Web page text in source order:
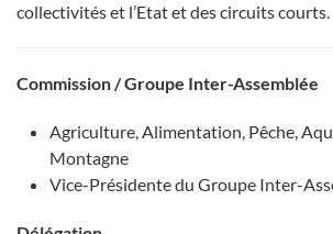
collectivités et l’Etat et des circuits courts.
Commission / Groupe Inter-Assemblée
Agriculture, Alimentation, Pêche,
Montagne
Vice-Présidente du Groupe Inter-